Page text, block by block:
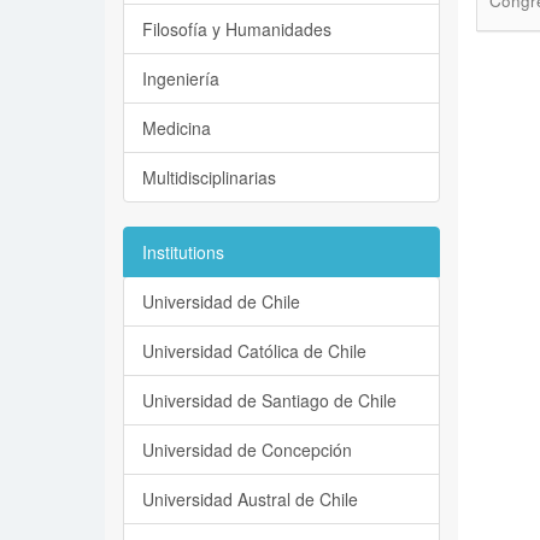
Filosofía y Humanidades
Ingeniería
Medicina
Multidisciplinarias
Institutions
Universidad de Chile
Universidad Católica de Chile
Universidad de Santiago de Chile
Universidad de Concepción
Universidad Austral de Chile